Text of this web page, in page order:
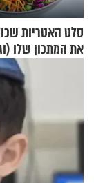
סלט האטריות
את המתכון שלו
להגשת הרוטב)